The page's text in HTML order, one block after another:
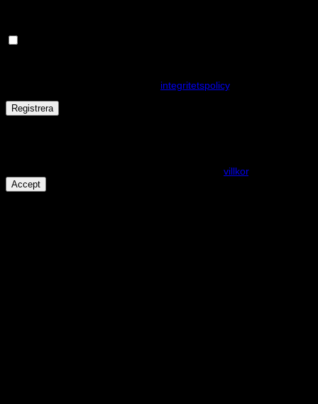
integritetspolicy.
Registrera
villkor.
Accept